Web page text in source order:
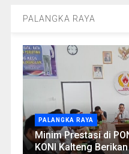
PALANGKA RAYA
PALANGKA RAYA
Minim Prestasi di
KONI Kalteng